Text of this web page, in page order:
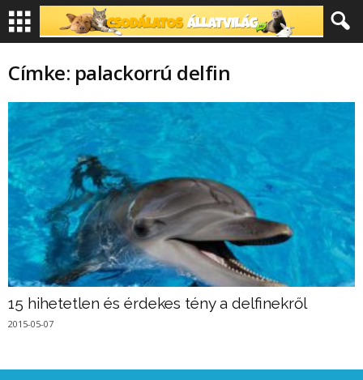
Címke: palackorrú delfin
15 hihetetlen és érdekes tény a delfinekről
2015-05-07